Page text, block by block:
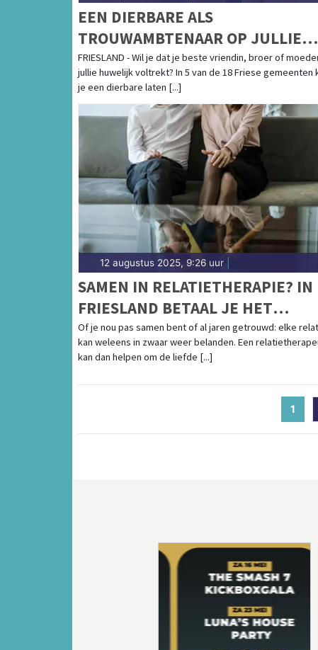
EEN DIERBARE ALS
TROUWAMBTENAAR OP JULLIE
BRUILOFT? DIT KAN IN 5 VAN DE
FRIESE GEMEENTEN
FRIESLAND - Wil je dat je beste vriendin, broer of
jullie huwelijk voltrekt? In 5 van de 18 Friese gemeenten
je een dierbare laten [...]
12 augustus 2025, 9:26 uur
SAMEN IN RELATIETHERAPIE? IN
FRIESLAND BETAAL JE HET
LAAGSTE UURTARIEF
Of je nou pas samen bent of al jaren getrouwd: elke
kan weleens in zwaar weer belanden. Een
kan dan helpen om de liefde [...]
1